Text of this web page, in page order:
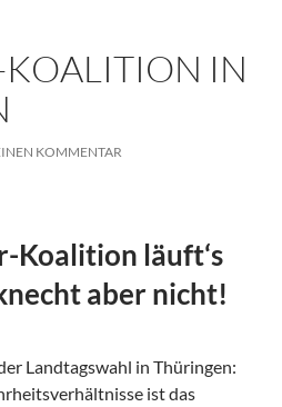
IN
KOMMENTAR
Koalition läuft‘s
aber nicht!
Landtagswahl in Thüringen:
ist das